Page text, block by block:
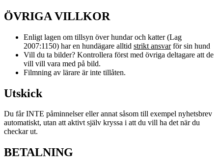
ÖVRIGA VILLKOR
Enligt lagen om tillsyn över hundar och katter (Lag
2007:1150) har en hundägare alltid strikt ansvarför sin hund
Vill du ta bilder? Kontrollera först med övriga deltagare att de
vill vill vara med på bild.
Filmning av lärare är inte tillåten.
Utskick
Du får INTE påminnelser eller annat såsom till exempel nyhetsbrev
automatiskt, utan att aktivt själv kryssa i att du vill ha det när du
checkar ut.
BETALNING